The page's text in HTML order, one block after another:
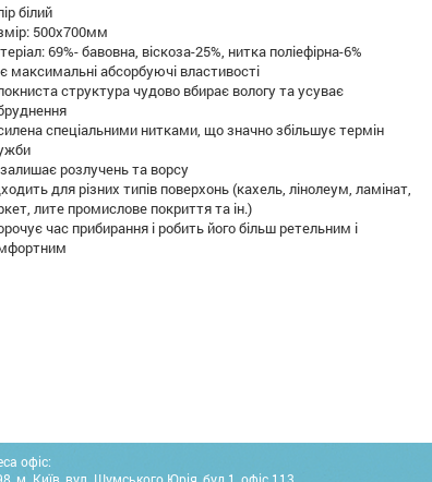
білий
500х700мм
69%- бавовна, віскоза-25%, нитка поліефірна-6%
максимальні абсорбуючі властивості
структура чудово вбирає вологу та усуває
спеціальними нитками, що значно збільшує термін
розлучень та ворсу
для різних типів поверхонь (кахель, лінолеум, ламінат,
лите промислове покриття та ін.)
час прибирання і робить його більш ретельним і
офіс: